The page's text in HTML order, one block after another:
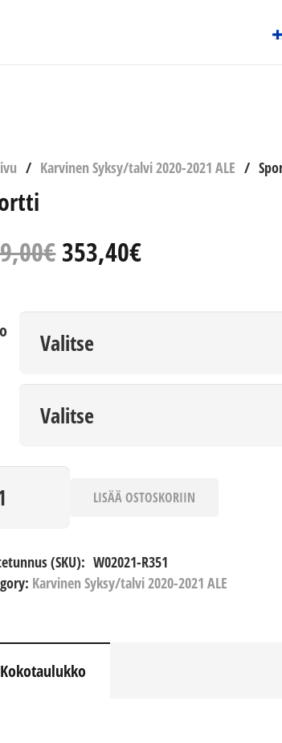
/ Karvinen Syksy/talvi 2020-2021 ALE /
€ Alkuperäinen
hinta
589,00€.
353,40€Nykyinen
353,40€.
LISÄÄ OSTOSKORIIN
(SKU): W02021-R351
Karvinen Syksy/talvi 2020-2021 ALE
Kokotaulukko